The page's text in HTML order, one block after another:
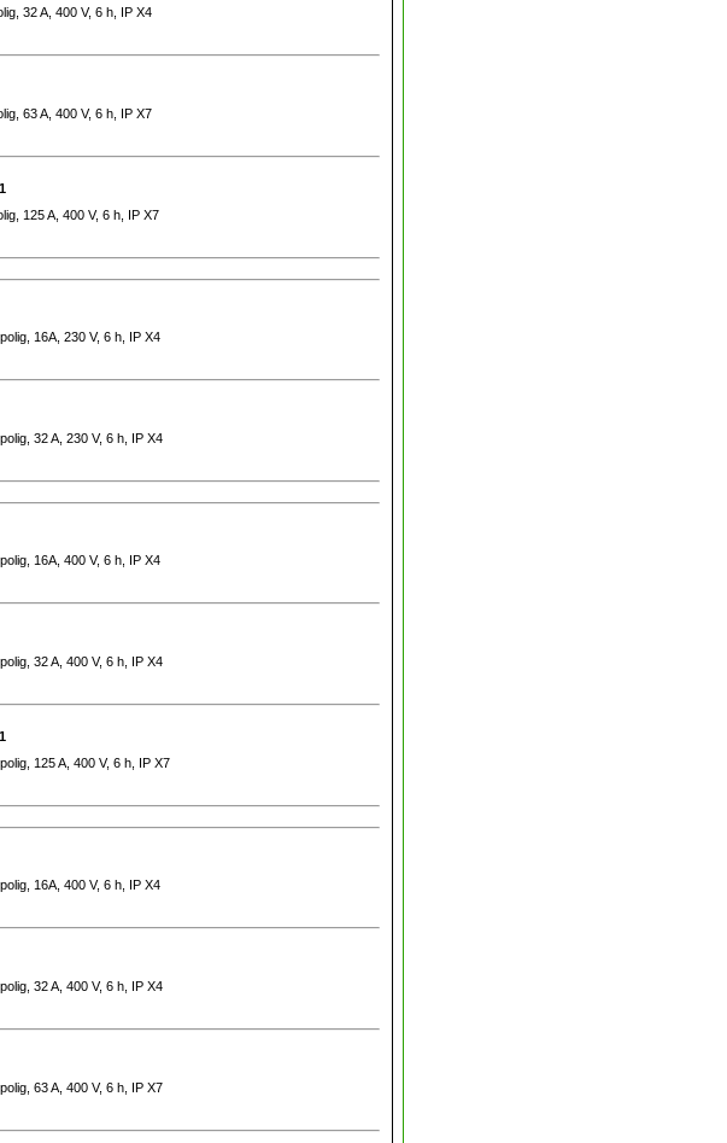
32 A, 400 V, 6 h, IP X4
63 A, 400 V, 6 h, IP X7
125 A, 400 V, 6 h, IP X7
16A, 230 V, 6 h, IP X4
32 A, 230 V, 6 h, IP X4
16A, 400 V, 6 h, IP X4
32 A, 400 V, 6 h, IP X4
125 A, 400 V, 6 h, IP X7
16A, 400 V, 6 h, IP X4
32 A, 400 V, 6 h, IP X4
63 A, 400 V, 6 h, IP X7